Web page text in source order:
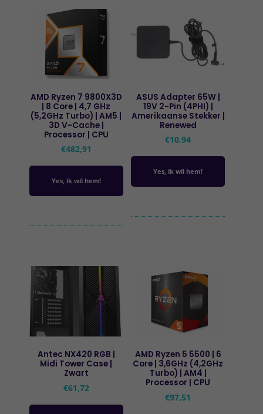
AMD Ryzen 7 9800X3D
| 8 Core | 4,7 GHz
(5,2GHz Turbo) | AM5 |
3D V-Cache |
Processor | CPU
€482,91
Yes, ik wil hem!
ASUS Adapter 65W |
19V 2-Pin (4PHI) |
Amerikaanse Stekker |
Renewed
€10,94
Yes, ik wil hem!
Antec NX420 RGB |
Midi Tower Case |
Zwart
€61,72
AMD Ryzen 5 5500 | 6
Core | 3,6GHz (4,2GHz
Turbo) | AM4 |
Processor | CPU
€97,51